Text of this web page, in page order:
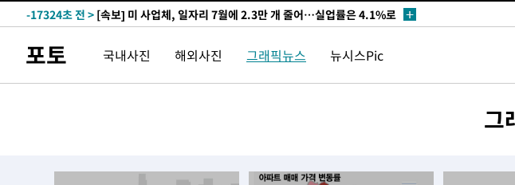
↓
-13187초 전 > [속보]이 대통령 "부동산 공급 기존 사고방식 매달리지 말고 과감히
운드는 임시"
-3840초 전 > "낮 기온 소폭 하락"…수도권 폭염중대경보, 폭염경보로 하향
-3804초 전 >[속보]이 대통령, '호우피해' 안동·의성 관할 4개 면 특별재난지역 선
51분 전 >여자배구 이재영·이다영 자매, 아제르바이잔 투란VC 입단
포토 국내사진 해외사진 그래픽뉴스 뉴시스Pic
그